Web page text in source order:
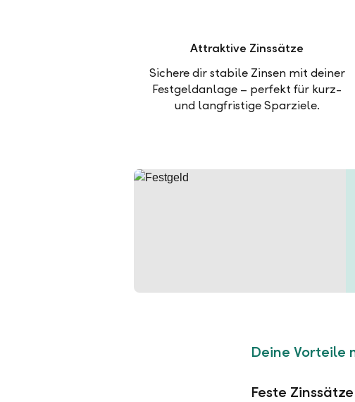
Attraktive Zinssätze
Sichere dir stabile Zinsen mit deiner
Festgeldanlage – perfekt für kurz-
und langfristige Sparziele.
Deine Vorteile
Feste Zinssätze